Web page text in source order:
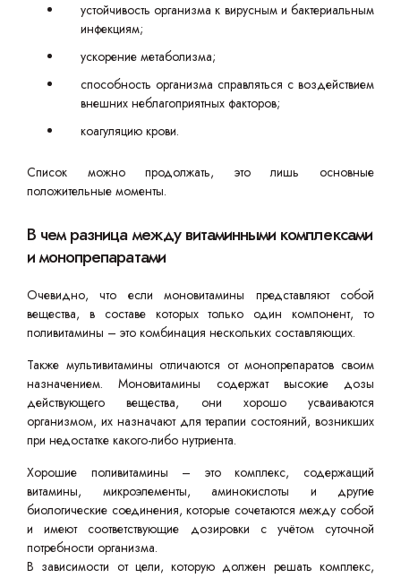
устойчивость организма к вирусным и бактериальным
инфекциям;
ускорение метаболизма;
способность организма справляться с воздействием
внешних неблагоприятных факторов;
коагуляцию крови.
Список можно продолжать, это лишь основные
положительные моменты.
В чем разница между витаминными комплексами
и монопрепаратами
Очевидно, что если моновитамины представляют собой
вещества, в составе которых только один компонент, то
поливитамины – это комбинация нескольких составляющих.
Также мультивитамины отличаются от монопрепаратов своим
назначением. Моновитамины содержат высокие дозы
действующего вещества, они хорошо усваиваются
организмом, их назначают для терапии состояний, возникших
при недостатке какого-либо нутриента.
Хорошие поливитамины – это комплекс, содержащий
витамины, микроэлементы, аминокислоты и другие
биологические соединения, которые сочетаются между собой
и имеют соответствующие дозировки с учётом суточной
потребности организма.
В зависимости от цели, которую должен решать комплекс,